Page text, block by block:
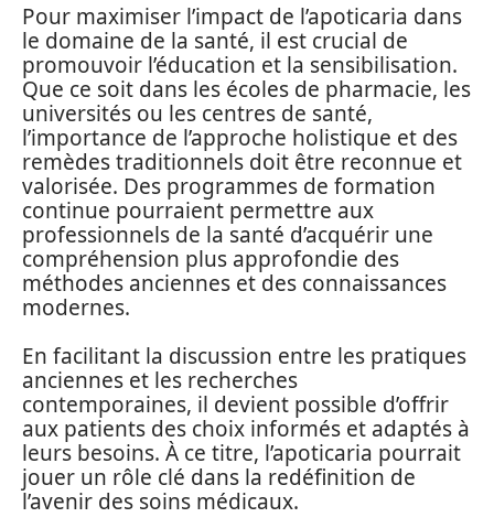
Pour maximiser l’impact de l’apoticaria dans
le domaine de la santé, il est crucial de
promouvoir l’éducation et la sensibilisation.
Que ce soit dans les écoles de pharmacie, les
universités ou les centres de santé,
l’importance de l’approche holistique et des
remèdes traditionnels doit être reconnue et
valorisée. Des programmes de formation
continue pourraient permettre aux
professionnels de la santé d’acquérir une
compréhension plus approfondie des
méthodes anciennes et des connaissances
modernes.
En facilitant la discussion entre les pratiques
anciennes et les recherches
contemporaines, il devient possible d’offrir
aux patients des choix informés et adaptés à
leurs besoins. À ce titre, l’apoticaria pourrait
jouer un rôle clé dans la redéfinition de
l’avenir des soins médicaux.